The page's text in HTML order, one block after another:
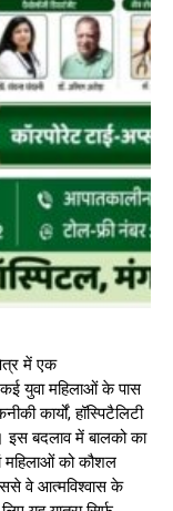
में एक
युवा महिलाओं के पास
कार्यों, हॉस्पिटैलिटी
बदलाव में बालको का
महिलाओं को कौशल
वे आत्मविश्वास के